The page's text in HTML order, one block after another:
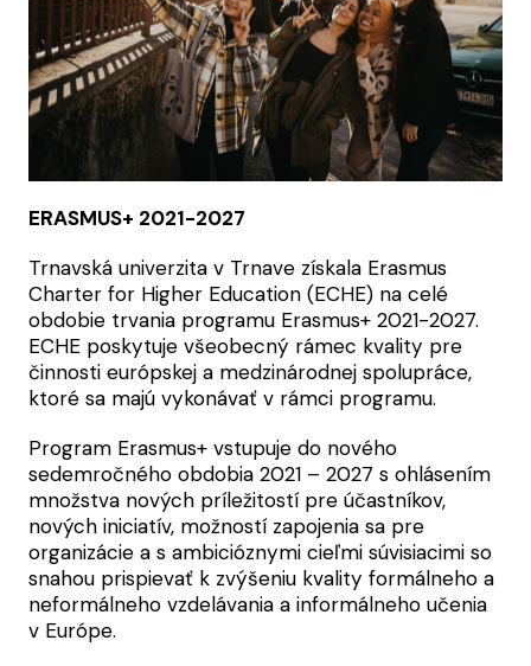
ERASMUS+ 2021-2027
Trnavská univerzita v Trnave získala Erasmus
Charter for Higher Education (ECHE) na celé
obdobie trvania programu Erasmus+ 2021-2027.
ECHE poskytuje všeobecný rámec kvality pre
činnosti európskej a medzinárodnej spolupráce,
ktoré sa majú vykonávať v rámci programu.
Program Erasmus+ vstupuje do nového
sedemročného obdobia 2021 – 2027 s ohlásením
množstva nových príležitostí pre účastníkov,
nových iniciatív, možností zapojenia sa pre
organizácie a s ambicióznymi cieľmi súvisiacimi so
snahou prispievať k zvýšeniu kvality formálneho a
neformálneho vzdelávania a informálneho učenia
v Európe.